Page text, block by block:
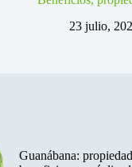
23 julio,
Guanábana: